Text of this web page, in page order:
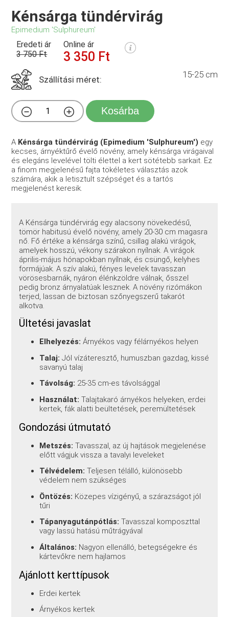
Kénsárga tündérvirág
Epimedium 'Sulphureum'
Eredeti ár
3 750 Ft
Online ár
3 350 Ft
Szállítási méret: 15-25 cm
Kosárba
A Kénsárga tündérvirág (Epimedium 'Sulphureum') egy
kecses, árnyéktűrő évelő növény, amely kénsárga virágaival
és elegáns levelével tölti élettel a kert sötétebb sarkait. Ez
a finom megjelenésű fajta tökéletes választás azok
számára, akik a letisztult szépséget és a tartós
megjelenést keresik.
A Kénsárga tündérvirág egy alacsony növekedésű,
tömör habitusú évelő növény, amely 20-30 cm magasra
nő. Fő értéke a kénsárga színű, csillag alakú virágok,
amelyek hosszú, vékony szárakon nyílnak. A virágok
április-május hónapokban nyílnak, és csüngő, kelyhes
formájúak. A szív alakú, fényes levelek tavasszan
vörösesbarnák, nyáron élénkzöldre válnak, ősszel
pedig bronz árnyalatúak lesznek. A növény rizómákon
terjed, lassan de biztosan szőnyegszerű takarót
alkotva.
Ültetési javaslat
Elhelyezés: Árnyékos vagy félárnyékos helyen
Talaj: Jól vízáteresztő, humuszban gazdag, kissé
savanyú talaj
Távolság: 25-35 cm-es távolsággal
Használat: Talajtakaró árnyékos helyeken, erdei
kertek, fák alatti beültetések, peremültetések
Gondozási útmutató
Metszés: Tavasszal, az új hajtások megjelenése
előtt vágjuk vissza a tavalyi leveleket
Télvédelem: Teljesen télálló, különösebb
védelem nem szükséges
Öntözés: Közepes vízigényű, a szárazságot jól
tűri
Tápanyagutánpótlás: Tavasszal komposzttal
vagy lassú hatású műtrágyával
Általános: Nagyon ellenálló, betegségekre és
kártevőkre nem hajlamos
Ajánlott kerttípusok
Erdei kertek
Árnyékos kertek